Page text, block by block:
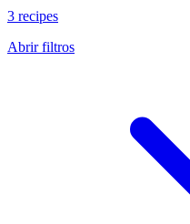
3 recipes
Abrir filtros